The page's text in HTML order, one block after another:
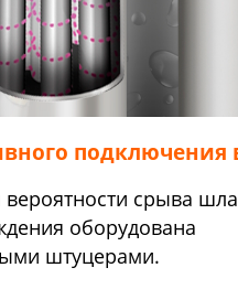
подключения
срыва
оборудована
штуцерами.